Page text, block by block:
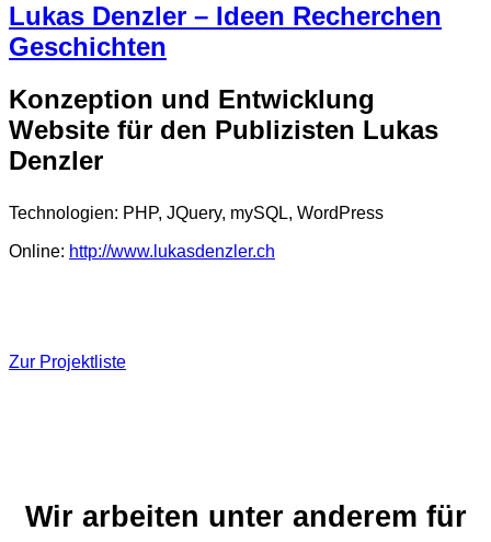
Lukas Denzler – Ideen Recherchen
Geschichten
Konzeption und Entwicklung
Website für den Publizisten Lukas
Denzler
Technologien: PHP, JQuery, mySQL, WordPress
Online: http://www.lukasdenzler.ch
Zur Projektliste
Wir arbeiten unter anderem für